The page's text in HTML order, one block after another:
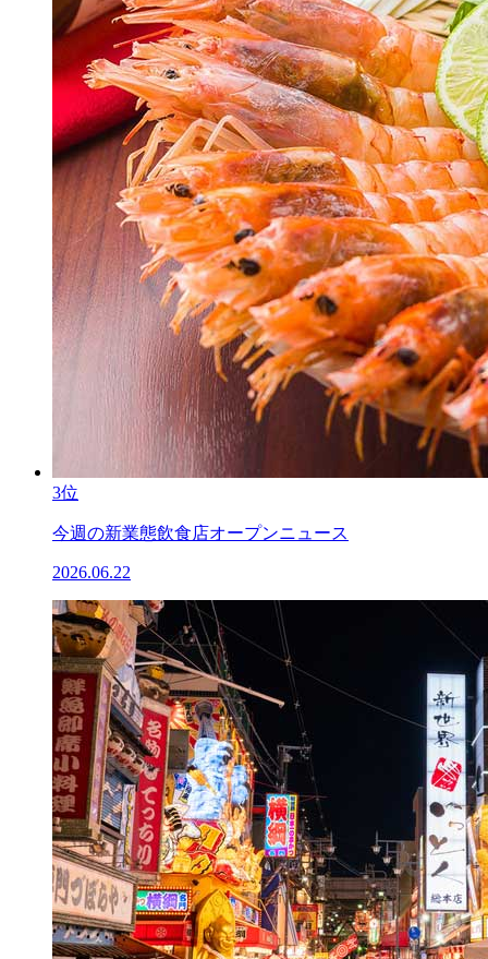
3位
今週の新業態飲食店オープンニュース
2026.06.22